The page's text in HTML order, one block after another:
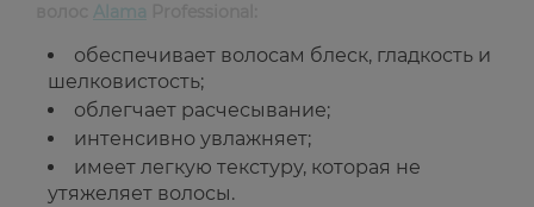
Alama
обеспечивает волосам блеск, гладкость и
шелковистость;
облегчает расчесывание;
интенсивно увлажняет;
имеет легкую текстуру, которая не
утяжеляет волосы.